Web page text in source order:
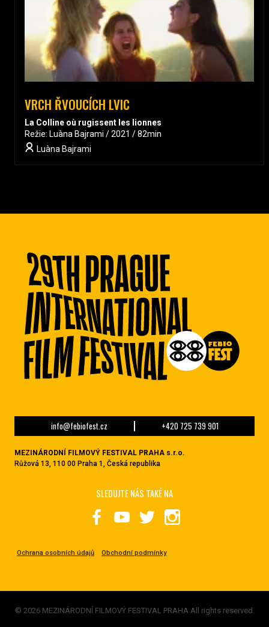
VRCH ŘVOUCÍCH LVIC
La Colline où rugissent les lionnes
Režie: Luàna Bajrami / 2021 / 82min
Luàna Bajrami
info@febiofest.cz +420 725 739 901
MEZINÁRODNÍ FILMOVÝ FESTIVAL PRAHA s.r.o.
Růžová 13, 110 00 Praha 1, Česká republika
Ochrana osobních údajů Obchodní podmínky
SLEDUJTE NÁS TAKÉ NA
© 2026 MEZINÁRODNÍ FILMOVÝ FESTIVAL PRAHA All rights reserved.